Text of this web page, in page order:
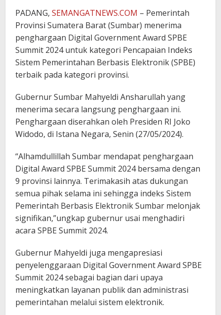
PADANG, SEMANGATNEWS.COM – Pemerintah
Provinsi Sumatera Barat (Sumbar) menerima
penghargaan Digital Government Award SPBE
Summit 2024 untuk kategori Pencapaian Indeks
Sistem Pemerintahan Berbasis Elektronik (SPBE)
terbaik pada kategori provinsi.
Gubernur Sumbar Mahyeldi Ansharullah yang
menerima secara langsung penghargaan ini.
Penghargaan diserahkan oleh Presiden RI Joko
Widodo, di Istana Negara, Senin (27/05/2024).
“Alhamdullillah Sumbar mendapat penghargaan
Digital Award SPBE Summit 2024 bersama dengan
9 provinsi lainnya. Terimakasih atas dukungan
semua pihak selama ini sehingga indeks Sistem
Pemerintah Berbasis Elektronik Sumbar melonjak
signifikan,”ungkap gubernur usai menghadiri
acara SPBE Summit 2024.
Gubernur Mahyeldi juga mengapresiasi
penyelenggaraan Digital Government Award SPBE
Summit 2024 sebagai bagian dari upaya
meningkatkan layanan publik dan administrasi
pemerintahan melalui sistem elektronik.